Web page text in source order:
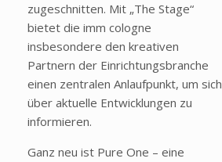
zugeschnitten. Mit „The Stage“
bietet die imm cologne
insbesondere den kreativen
Partnern der Einrichtungsbranche
einen zentralen Anlaufpunkt, um sich
über aktuelle Entwicklungen zu
informieren.
Ganz neu ist Pure One – eine